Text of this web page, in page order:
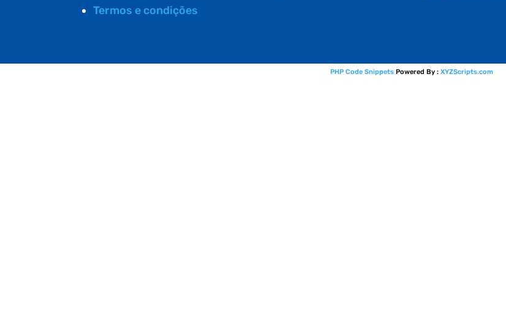
Termos e condições
PHP Code Snippets Powered By : XYZScripts.com